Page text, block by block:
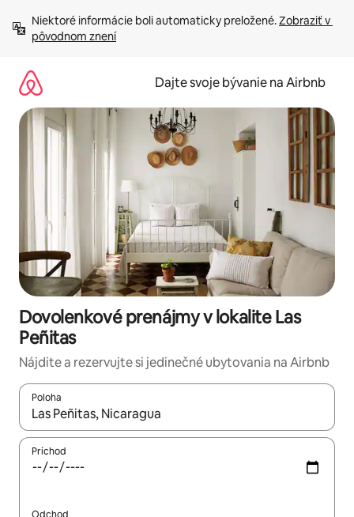
obsah.
Niektoré informácie boli automaticky preložené. Zobraziť v
pôvodnom znení
Dajte svoje bývanie na Airbnb
Dovolenkové prenájmy v lokalite Las
Peñitas
Nájdite a rezervujte si jedinečné ubytovania na Airbnb
Poloha
Keď budú výsledky k dispozícii, môžete si ich prechádzať
Príchod